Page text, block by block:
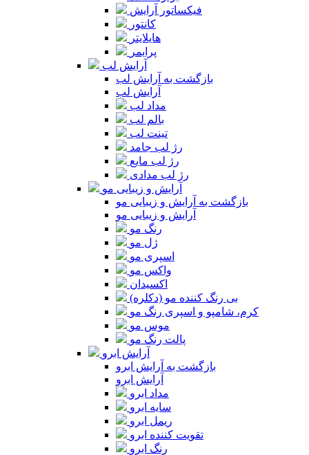
فیکساتور آرایش
کانتور
هایلایتر
پرایمر
آرایش لب
بازگشت به آرایش لب
آرایش لب
مداد لب
بالم لب
تینت لب
رژ لب جامد
رژ لب مایع
رژ لب مدادی
آرایش و زیبایی مو
بازگشت به آرایش و زیبایی مو
آرایش و زیبایی مو
رنگ مو
ژل مو
اسپری مو
واکس مو
اکسیدان
بی رنگ کننده مو (دکلره)
کرم، شامپو و اسپری رنگ مو
موس مو
پالت رنگ مو
آرایش ابرو
بازگشت به آرایش ابرو
آرایش ابرو
مداد ابرو
سایه ابرو
ریمل ابرو
تقویت کننده ابرو
رنگ ابرو